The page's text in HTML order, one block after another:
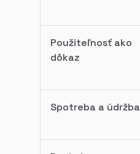
Použiteľnosť ako
dôkaz
Spotreba a údržba